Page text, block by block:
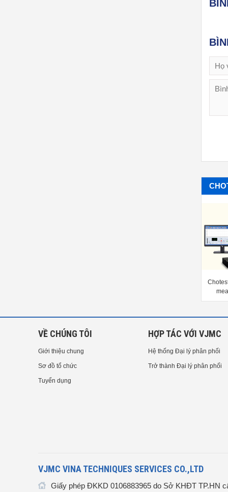
VỀ CHÚNG TÔI
Giới thiệu chung
Sơ đồ tổ chức
Tuyển dụng
HỢP TÁC VỚI VJMC
Hệ thống Đại lý phân phối
Trở thành Đại lý phân phối
VJMC VINA TECHNIQUES SERVICES CO.,LTD
Giấy phép ĐKKD 0106883965 do Sở KHĐT TP.HN